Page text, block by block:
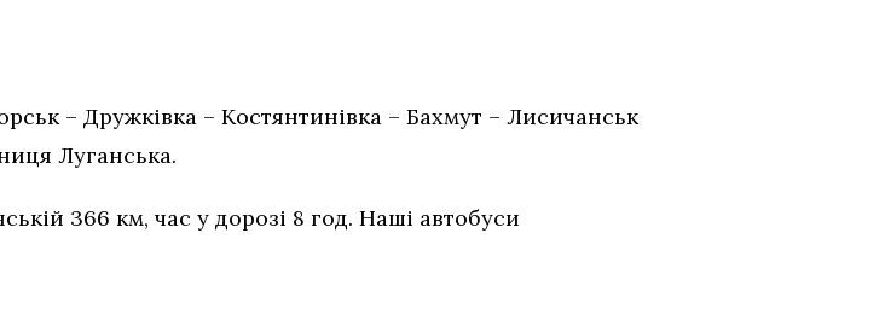
– Дружківка – Костянтинівка – Бахмут – Лисичанськ
Луганська.
366 км, час у дорозі 8 год. Наші автобуси